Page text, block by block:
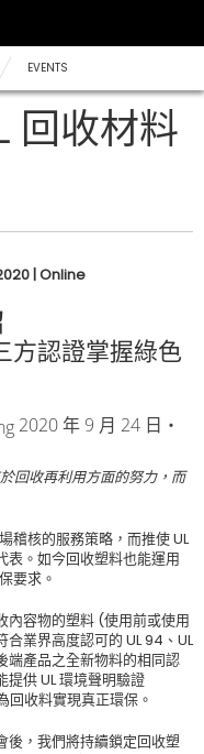
EVENTS
回收材料
| Online
方認證掌握綠色
2020 年 9 月 24 日‧
回收再利用方面的努力，而
稽核的服務策略，而推使 UL
表。如今回收塑料也能運用
要求。
內容物的塑料 (使用前或使用
業界高度認可的 UL 94、UL
端產品之全新物料的相同認
供 UL 環境聲明驗證
收料實現真正環保。
後，我們將持續鎖定回收塑